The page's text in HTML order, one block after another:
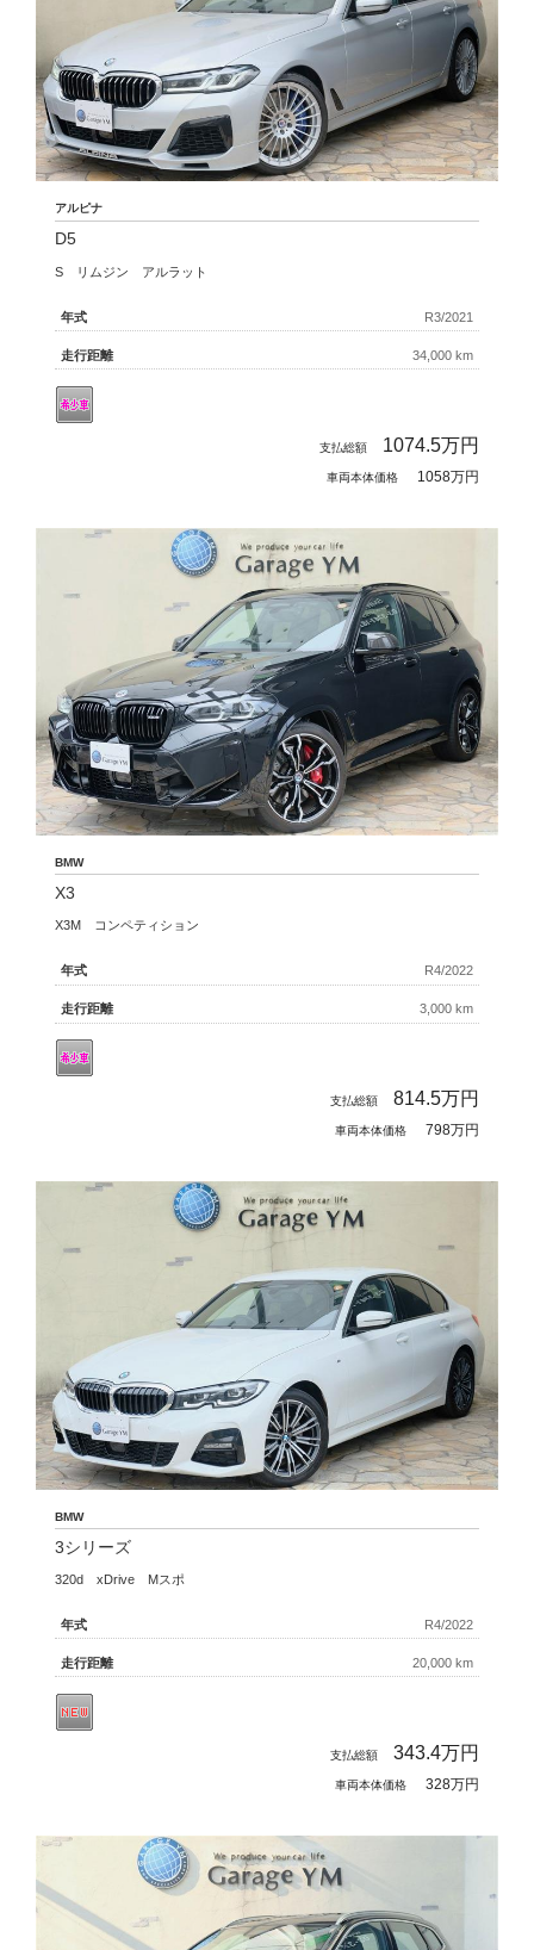
アルピナ
D5
S リムジン アルラット
年式 R3/2021
走行距離 34,000 km
支払総額 1074.5万円
車両本体価格 1058万円
BMW
X3
X3M コンペティション
年式 R4/2022
走行距離 3,000 km
支払総額 814.5万円
車両本体価格 798万円
BMW
3シリーズ
320d xDrive Mスポ
年式 R4/2022
走行距離 20,000 km
支払総額 343.4万円
車両本体価格 328万円